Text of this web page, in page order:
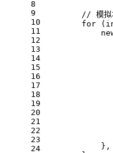
8
9
10
11
12
13
14
15
16
17
18
19
20
21
22
23
24
// 模拟
for (
},